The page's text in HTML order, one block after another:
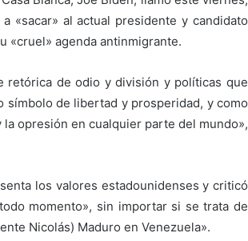
«sacar» al actual presidente y candidato
«cruel» agenda antinmigrante.
retórica de odio y división y políticas que
símbolo de libertad y prosperidad, y como
opresión en cualquier parte del mundo»,
los valores estadounidenses y criticó
momento», sin importar si se trata de
Nicolás) Maduro en Venezuela».